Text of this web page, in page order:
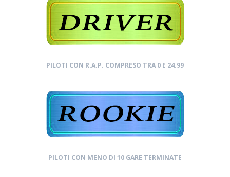
PILOTI CON R.A.P. COMPRESO TRA 0 E 24.99
PILOTI CON MENO DI 10 GARE TERMINATE